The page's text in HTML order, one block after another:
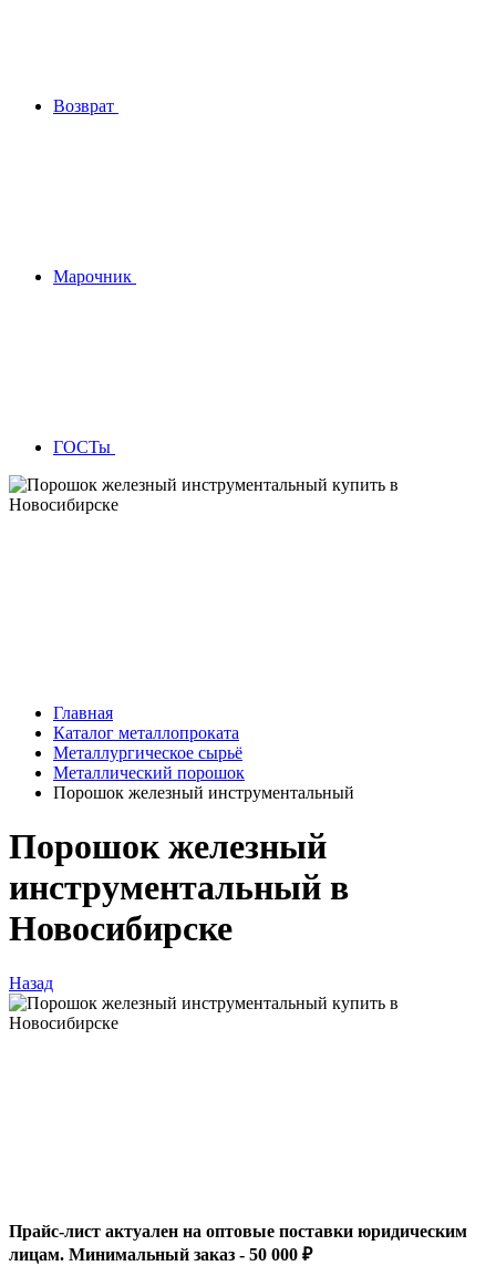
Возврат
Марочник
ГОСТы
Главная
Каталог металлопроката
Металлургическое сырьё
Металлический порошок
Порошок железный инструментальный
Порошок железный
инструментальный в
Новосибирске
Назад
Прайс-лист актуален на оптовые поставки юридическим
лицам. Минимальный заказ - 50 000 ₽